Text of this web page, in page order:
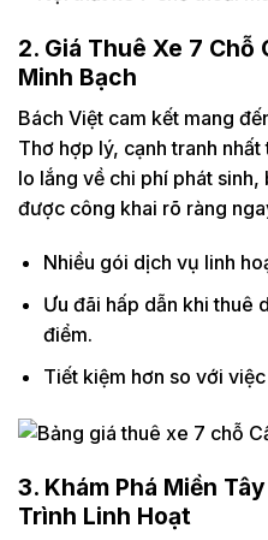
2. Giá Thuê Xe 7 Chỗ
Minh Bạch
Bách Việt cam kết mang
Thơ hợp lý, cạnh tranh
lo lắng về chi phí phát
được công khai rõ ràng
Nhiều gói dịch vụ linh
Ưu đãi hấp dẫn khi thuê
điểm.
Tiết kiệm hơn so với
3. Khám Phá Miền
Trình Linh Hoạt